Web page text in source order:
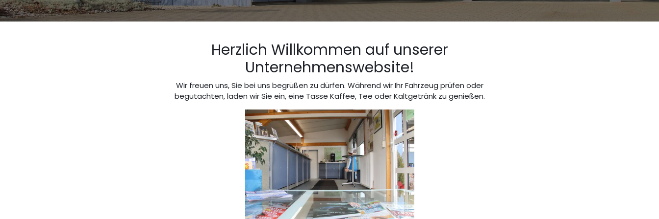
Herzlich Willkommen auf unserer
Unternehmenswebsite!
Wir freuen uns, Sie bei uns begrüßen zu dürfen. Während wir Ihr Fahrzeug prüfen oder
begutachten, laden wir Sie ein, eine Tasse Kaffee, Tee oder Kaltgetränk zu genießen.